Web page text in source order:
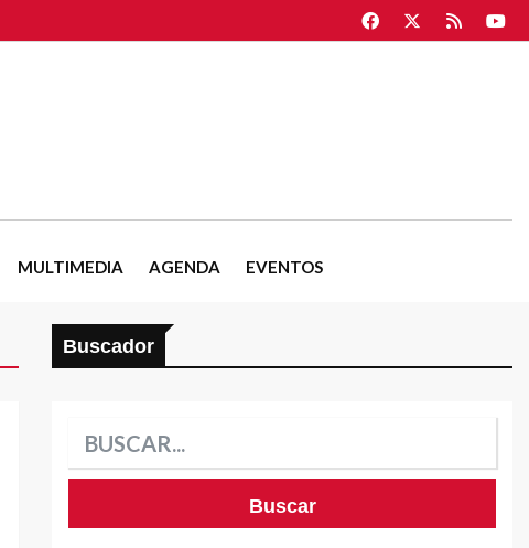
MULTIMEDIA AGENDA EVENTOS
Buscador